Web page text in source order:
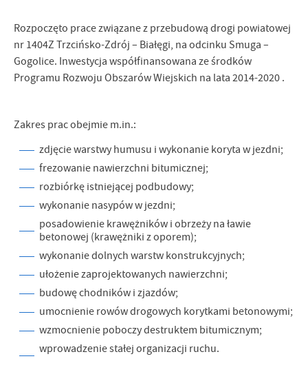
Rozpoczęto prace związane z przebudową drogi powiatowej
nr 1404Z Trzcińsko-Zdrój – Białęgi, na odcinku Smuga –
Gogolice. Inwestycja współfinansowana ze środków
Programu Rozwoju Obszarów Wiejskich na lata 2014-2020 .
Zakres prac obejmie m.in.:
zdjęcie warstwy humusu i wykonanie koryta w jezdni;
frezowanie nawierzchni bitumicznej;
rozbiórkę istniejącej podbudowy;
wykonanie nasypów w jezdni;
posadowienie krawężników i obrzeży na ławie
betonowej (krawężniki z oporem);
wykonanie dolnych warstw konstrukcyjnych;
ułożenie zaprojektowanych nawierzchni;
budowę chodników i zjazdów;
umocnienie rowów drogowych korytkami betonowymi;
wzmocnienie poboczy destruktem bitumicznym;
wprowadzenie stałej organizacji ruchu.
treści w postaci wiadomości, ofert, komunikatów mediów
społecznościowych.